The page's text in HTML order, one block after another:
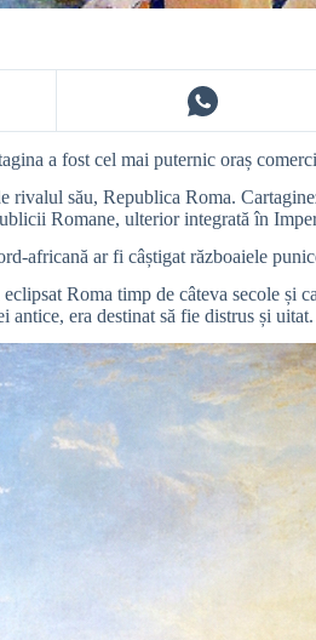
a fost cel mai puternic oraș
rivalul său, Republica Roma.
Romane, ulterior integrată în
africană ar fi câștigat războaiele
Roma timp de câteva secole și
antice, era destinat să fie distrus și uitat.